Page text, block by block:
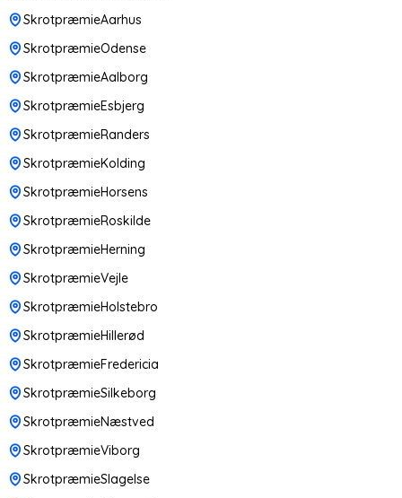
SkrotpræmieAarhus
SkrotpræmieOdense
SkrotpræmieAalborg
SkrotpræmieEsbjerg
SkrotpræmieRanders
SkrotpræmieKolding
SkrotpræmieHorsens
SkrotpræmieRoskilde
SkrotpræmieHerning
SkrotpræmieVejle
SkrotpræmieHolstebro
SkrotpræmieHillerød
SkrotpræmieFredericia
SkrotpræmieSilkeborg
SkrotpræmieNæstved
SkrotpræmieViborg
SkrotpræmieSlagelse